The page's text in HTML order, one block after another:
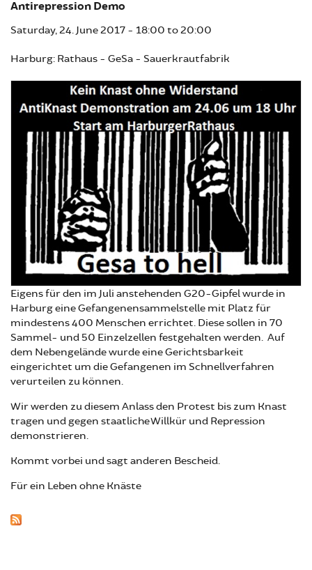
Antirepression Demo
Saturday, 24. June 2017 - 18:00 to20:00
Harburg: Rathaus - GeSa - Sauerkrautfabrik
Eigens für den im Juli anstehenden G20-Gipfel wurde in
Harburg eine Gefangenensammelstelle mit Platz für
mindestens 400 Menschen errichtet. Diese sollen in 70
Sammel- und 50 Einzelzellen festgehalten werden. Auf
dem Nebengelände wurde eine Gerichtsbarkeit
eingerichtet um die Gefangenen im Schnellverfahren
verurteilen zu können.
Wir werden zu diesem Anlass den Protest bis zum Knast
tragen und gegen staatliche Willkür und Repression
demonstrieren.
Kommt vorbei und sagt anderen Bescheid.
Für ein Leben ohne Knäste